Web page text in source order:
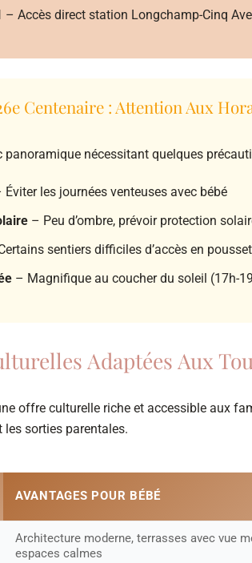
– Accès direct station Longchamp-Cinq
Centenaire : Attention Aux
panoramique nécessitant quelques
Éviter les journées venteuses avec bébé
– Peu d’ombre, prévoir protection
sentiers difficiles d’accès en
– Magnifique au coucher du soleil (17h-
Adaptées Aux
offre culturelle riche et accessible aux
sorties parentales.
AVANTAGES POUR BÉBÉ
Architecture moderne, terrasses avec vue
espaces calmes